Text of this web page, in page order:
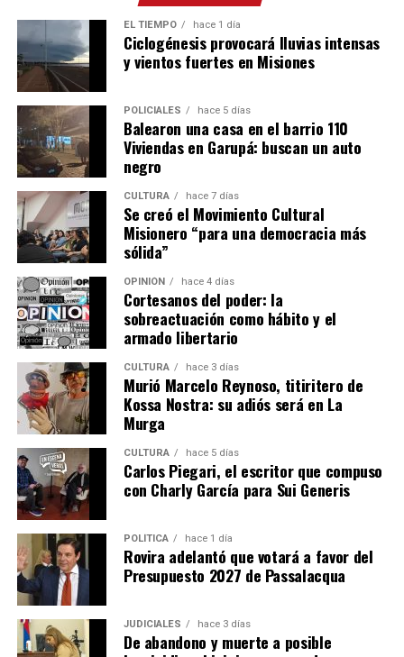
EL TIEMPO hace 1 día
Ciclogénesis provocará lluvias intensas
y vientos fuertes en Misiones
POLICIALES hace 5 días
Balearon una casa en el barrio 110
Viviendas en Garupá: buscan un auto
negro
CULTURA hace 7 días
Se creó el Movimiento Cultural
Misionero “para una democracia más
sólida”
OPINIÓN hace 4 días
Cortesanos del poder: la
sobreactuación como hábito y el
armado libertario
CULTURA hace 3 días
Murió Marcelo Reynoso, titiritero de
Kossa Nostra: su adiós será en La
Murga
CULTURA hace 5 días
Carlos Piegari, el escritor que compuso
con Charly García para Sui Generis
POLÍTICA hace 1 día
Rovira adelantó que votará a favor del
Presupuesto 2027 de Passalacqua
JUDICIALES hace 3 días
De abandono y muerte a posible